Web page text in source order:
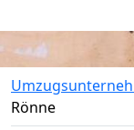
Rönne